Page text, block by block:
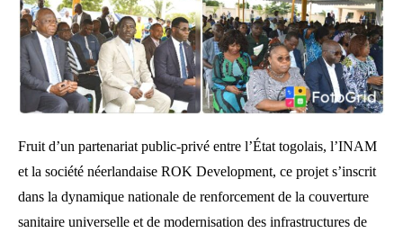
Fruit d’un partenariat public-privé entre l’État togolais, l’INAM
et la société néerlandaise ROK Development, ce projet s’inscrit
dans la dynamique nationale de renforcement de la couverture
sanitaire universelle et de modernisation des infrastructures de